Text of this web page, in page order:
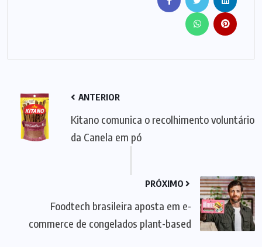
ANTERIOR
Kitano comunica o recolhimento voluntário
da Canela em pó
PRÓXIMO
Foodtech brasileira aposta em e-
commerce de congelados plant-based